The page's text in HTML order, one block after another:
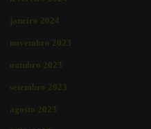
janeiro 2024
novembro 2023
outubro 2023
setembro 2023
agosto 2023